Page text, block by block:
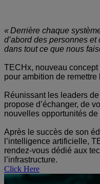
« Derrière chaque
d’abord des personnes
dans tout ce que nous
TECHx, nouveau
pour ambition de remettre
Réunissant les leaders
propose d’échanger, de
nouvelles opportunités de
Après le succès de son
l’intelligence artificielle,
rendez-vous dédié aux
l’infrastructure.
Click Here